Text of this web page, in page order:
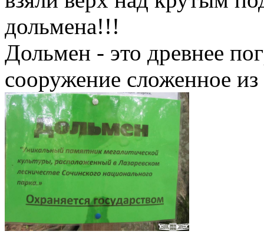
дольмена!!!
Дольмен - это древнее
сооружение сложенное